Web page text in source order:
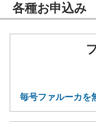
各種お申込み
毎号ファルーカを